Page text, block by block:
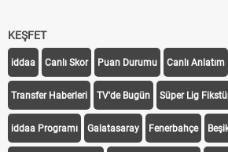
KEŞFET
iddaa Canlı Skor Puan Durumu Canlı Anlatım
Transfer Haberleri TV'de Bugün Süper Lig
iddaa Programı Galatasaray Fenerbahçe